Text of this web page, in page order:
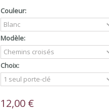
Couleur:
Modèle:
Choix:
12,00 €